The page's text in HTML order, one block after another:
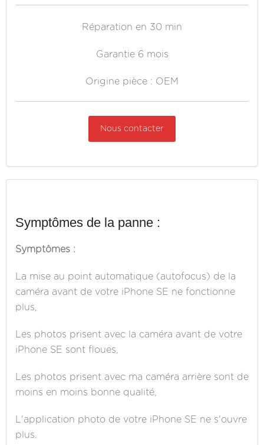
Réparation en 30 min
Garantie 6 mois
Origine pièce : OEM
Nous contacter
Symptômes de la panne :
Symptômes :
La mise au point automatique (autofocus) de la
caméra avant de votre iPhone SE ne fonctionne
plus,
Les photos prisent avec la caméra avant de votre
iPhone SE sont floues,
Les photos prisent avec ma caméra arrière sont de
moins en moins bonne qualité,
L'application photo de votre iPhone SE ne s'ouvre
plus.